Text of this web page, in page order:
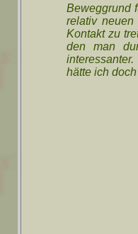
Beweggrund
relativ
Kontakt zu
den man
hätte ich